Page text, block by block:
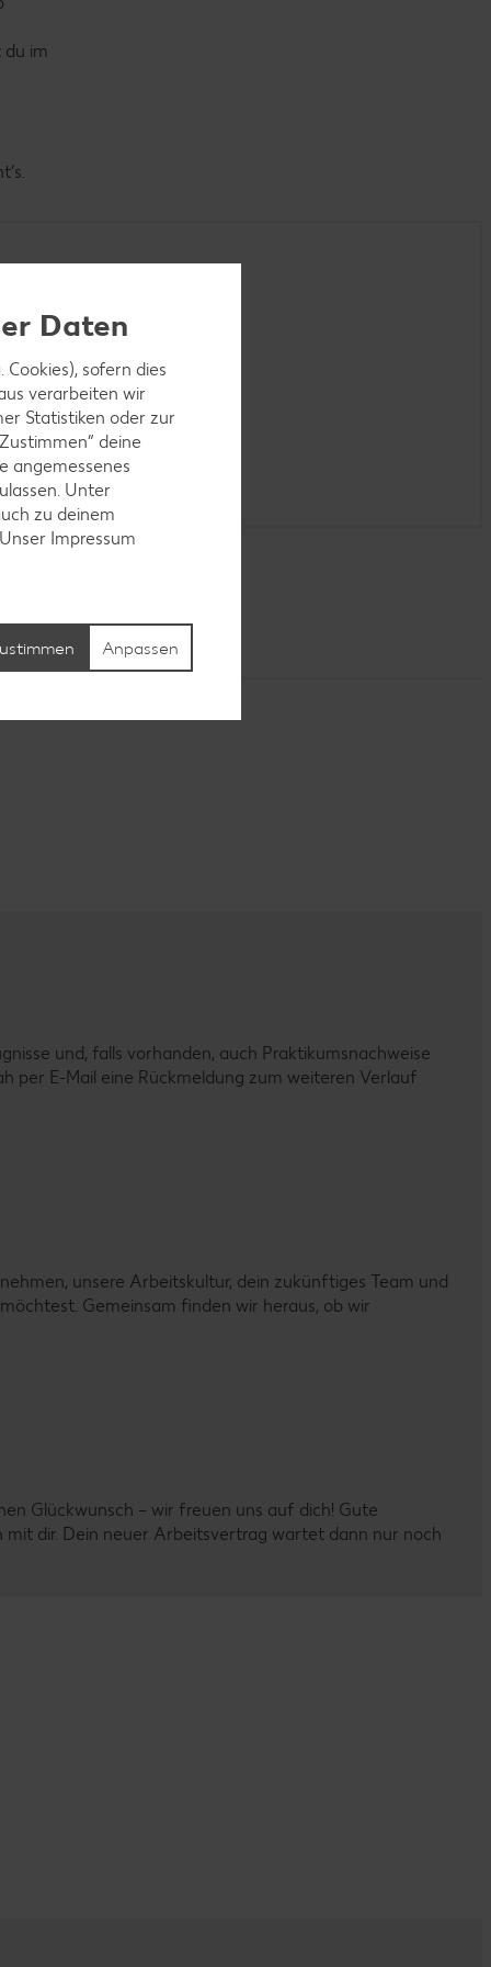
du im
und, falls vorhanden, auch Praktikumsnachweise
per E-Mail eine Rückmeldung zum weiteren Verlauf
unsere Arbeitskultur, dein zukünftiges Team und
Gemeinsam finden wir heraus, ob wir
Glückwunsch – wir freuen uns auf dich! Gute
dir. Dein neuer Arbeitsvertrag wartet dann nur noch
Daten
sofern dies
verarbeiten wir
Statistiken oder zur
deine
angemessenes
Unter
zu deinem
Impressum
Anpassen